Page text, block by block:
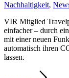
Nachhaltigkeit,
VIR Mitglied
einfacher – durch
mit einer neuen
automatisch ihren
lassen.